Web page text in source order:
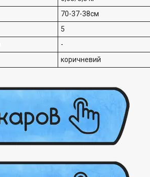
70-37-38см
5
-
коричневий